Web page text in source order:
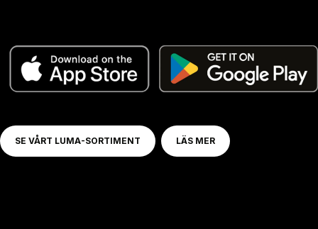
SE VÅRT LUMA-SORTIMENT LÄS MER